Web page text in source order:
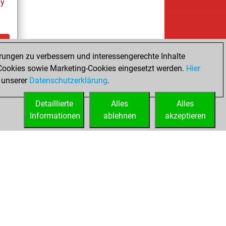
zu verbessern und interessengerechte Inhalte
sowie Marketing-Cookies eingesetzt werden. Hier
Datenschutzerklärung.
Alles
akzeptieren
Alles
ablehnen
Detaillierte
Informationen